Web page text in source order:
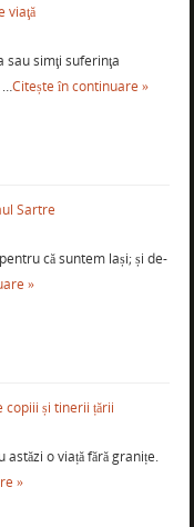
viaţă
sau simţi suferinţa
…Citește în continuare »
Sartre
că suntem lași; și de-
»
copiii și tinerii țării
astăzi o viață fără granițe.
»